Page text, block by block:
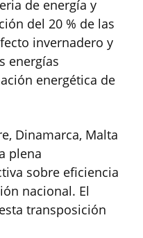
de energía y
del 20 % de las
invernadero y
energías
energética de
Dinamarca, Malta
plena
sobre eficiencia
nacional. El
transposición